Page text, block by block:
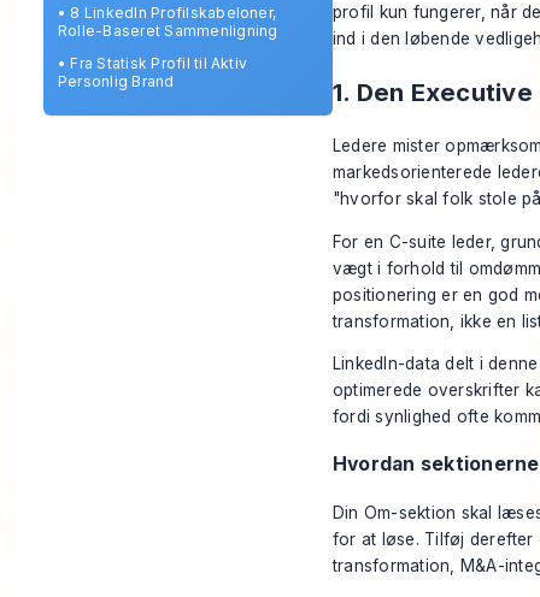
• 8 LinkedIn Profilskabeloner,
Rolle-Baseret Sammenligning
• Fra Statisk Profil til Aktiv
Personlig Brand
profil kun fungerer, når
ind i den løbende
1. Den
Ledere mister
markedsorienterede
"hvorfor skal folk stole
For en C-suite leder,
vægt i forhold til
positionering er en god
transformation, ikke en
LinkedIn-data delt i
optimerede overskrifter
fordi synlighed ofte
Hvordan
Din Om-sektion skal
for at løse. Tilføj derefter
transformation, M&A-